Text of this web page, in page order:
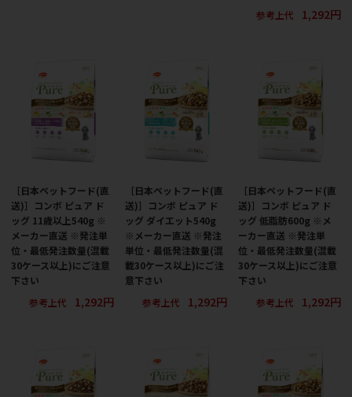
参考上代
1,292円
［日本ペットフード(直
送)］コンボ ピュア ド
ッグ 11歳以上540g ※
メーカー直送 ※発注単
位・最低発注数量(混載
30ケース以上)にご注意
下さい
参考上代
1,292円
［日本ペットフード(直
送)］コンボ ピュア ド
ッグ ダイエット540g
※メーカー直送 ※発注
単位・最低発注数量(混
載30ケース以上)にご注
意下さい
参考上代
1,292円
［日本ペットフード(直
送)］コンボ ピュア ド
ッグ 低脂肪600g ※メ
ーカー直送 ※発注単
位・最低発注数量(混載
30ケース以上)にご注意
下さい
参考上代
1,292円